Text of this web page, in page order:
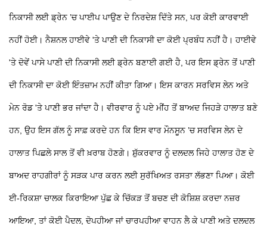
ਨਿਕਾਸੀ ਲਈ ਡ੍ਰੇਨ ’ਚ ਪਾਈਪ ਪਾਉਣ ਦੇ ਨਿਰਦੇਸ਼ ਦਿੱਤੇ ਸਨ, ਪਰ ਕੋਈ ਕਾਰਵਾਈ
ਨਹੀਂ ਹੋਈ। ਨੈਸ਼ਨਲ ਹਾਈਵੇ 'ਤੇ ਪਾਣੀ ਦੀ ਨਿਕਾਸੀ ਦਾ ਕੋਈ ਪ੍ਰਬੰਧ ਨਹੀਂ ਹੈ। ਹਾਈਵੇ
'ਤੇ ਦੋਵੇਂ ਪਾਸੇ ਪਾਣੀ ਦੀ ਨਿਕਾਸੀ ਲਈ ਡ੍ਰੇਨ ਬਣਾਈ ਗਈ ਹੈ, ਪਰ ਇਸ ਡ੍ਰੇਨ ਤੋਂ ਪਾਣੀ
ਦੀ ਨਿਕਾਸੀ ਦਾ ਕੋਈ ਇੰਤਜ਼ਾਮ ਨਹੀਂ ਕੀਤਾ ਗਿਆ। ਇਸ ਕਾਰਨ ਸਰਵਿਸ ਲੇਨ ਅਤੇ
ਮੇਨ ਰੋਡ 'ਤੇ ਪਾਣੀ ਭਰ ਜਾਂਦਾ ਹੈ। ਵੀਰਵਾਰ ਨੂੰ ਪਏ ਮੀਂਹ ਤੋਂ ਬਾਅਦ ਜਿਹੜੇ ਹਾਲਾਤ ਬਣੇ
ਹਨ, ਉਹ ਇਸ ਗੱਲ ਨੂੰ ਸਾਫ਼ ਕਰਦੇ ਹਨ ਕਿ ਇਸ ਵਾਰ ਮੌਨਸੂਨ ’ਚ ਸਰਵਿਸ ਲੇਨ ਦੇ
ਹਾਲਾਤ ਪਿਛਲੇ ਸਾਲ ਤੋਂ ਵੀ ਖ਼ਰਾਬ ਹੋਣਗੇ। ਸ਼ੁੱਕਰਵਾਰ ਨੂੰ ਦਲਦਲ ਜਿਹੇ ਹਾਲਾਤ ਹੋਣ ਦੇ
ਬਾਅਦ ਰਾਹਗੀਰਾਂ ਨੂੰ ਸੜਕ ਪਾਰ ਕਰਨ ਲਈ ਸੁਰੱਖਿਅਤ ਰਸਤਾ ਲੱਭਣਾ ਪਿਆ। ਕੋਈ
ਈ-ਰਿਕਸ਼ਾ ਚਾਲਕ ਕਿਰਾਇਆ ਪੁੱਛ ਕੇ ਚਿੱਕੜ ਤੋਂ ਬਚਣ ਦੀ ਕੋਸ਼ਿਸ਼ ਕਰਦਾ ਨਜ਼ਰ
ਆਇਆ, ਤਾਂ ਕੋਈ ਪੈਦਲ, ਦੋਪਹੀਆ ਜਾਂ ਚਾਰਪਹੀਆ ਵਾਹਨ ਲੈ ਕੇ ਪਾਣੀ ਅਤੇ ਦਲਦਲ